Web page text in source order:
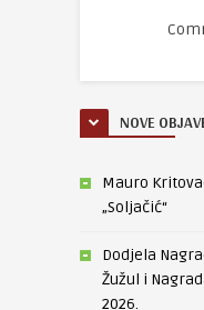
NOVE
Mauro
„Soljačić“
Dodjela
Žužul i
2026.